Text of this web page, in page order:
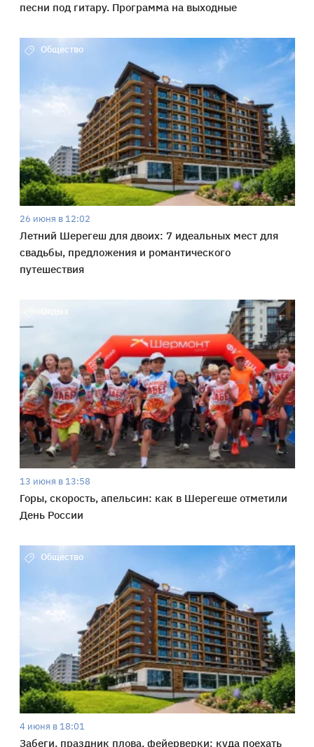
песни под гитару. Программа на выходные
Общество
26 июня в 12:02
Летний Шерегеш для двоих: 7 идеальных мест для
свадьбы, предложения и романтического
путешествия
Отдых
13 июня в 13:58
Горы, скорость, апельсин: как в Шерегеше отметили
День России
Общество
4 июня в 18:01
Забеги, праздник плова, фейерверки: куда поехать